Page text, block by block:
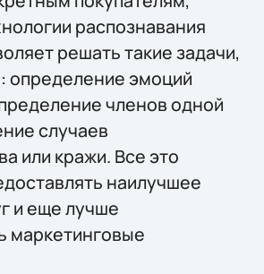
распознавания
решать такие задачи,
определение эмоций
членов одной
случаев
или кражи. Все это
наилучшее
и еще лучше
маркетинговые